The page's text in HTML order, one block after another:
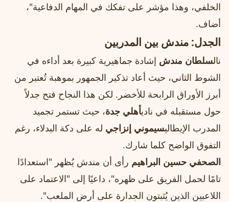
الخلفي، وهذا مؤشر على تفكك في المهام الدفاعية"،
أضاف.
الجدل: مندش بين المدربين
نالسلطان مندش إشادة جماهيرية كبيرة بعد أداءه في
الشوط الثاني، حيث أعاد تذكير الجمهور بموهبة تُعتبر من
أبرز الأوراق الرابحة للأخضر. لكن هذا النجاح فتح جدلاً
حول مستقبله في ناديأهلي جدة، حيث تستمر تجميد
المدرب الإيطاليسيموني إنزاجي له على دكة البدلاء، رغم
التفوق الواضح كلما شارك.
الصحفي حسين البراهيم رأى أن مندش يُظهر "استعدادًا
تامًا لحمل الفريق على ظهره"، داعيًا إلى "الاعتماد على
اللاعبين الذين يُثبتون الجدارة على أرض الملعب".